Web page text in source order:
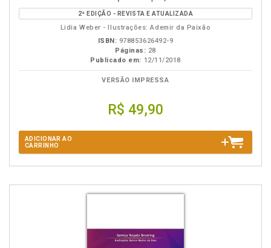
da
obra
2ª EDIÇÃO - REVISTA E ATUALIZADA
Lidia Weber - Ilustrações: Ademir da Paixão
ISBN: 978853626492-9
Páginas: 28
Publicado em: 12/11/2018
VERSÃO IMPRESSA
R$ 49,90
ADICIONAR AO
CARRINHO